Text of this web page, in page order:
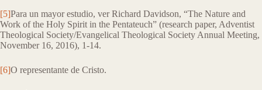
[5]Para un mayor estudio, ver Richard Davidson, “The Nature and
Work of the Holy Spirit in the Pentateuch” (research paper, Adventist
Theological Society/Evangelical Theological Society Annual Meeting,
November 16, 2016), 1-14.
[6]O representante de Cristo.